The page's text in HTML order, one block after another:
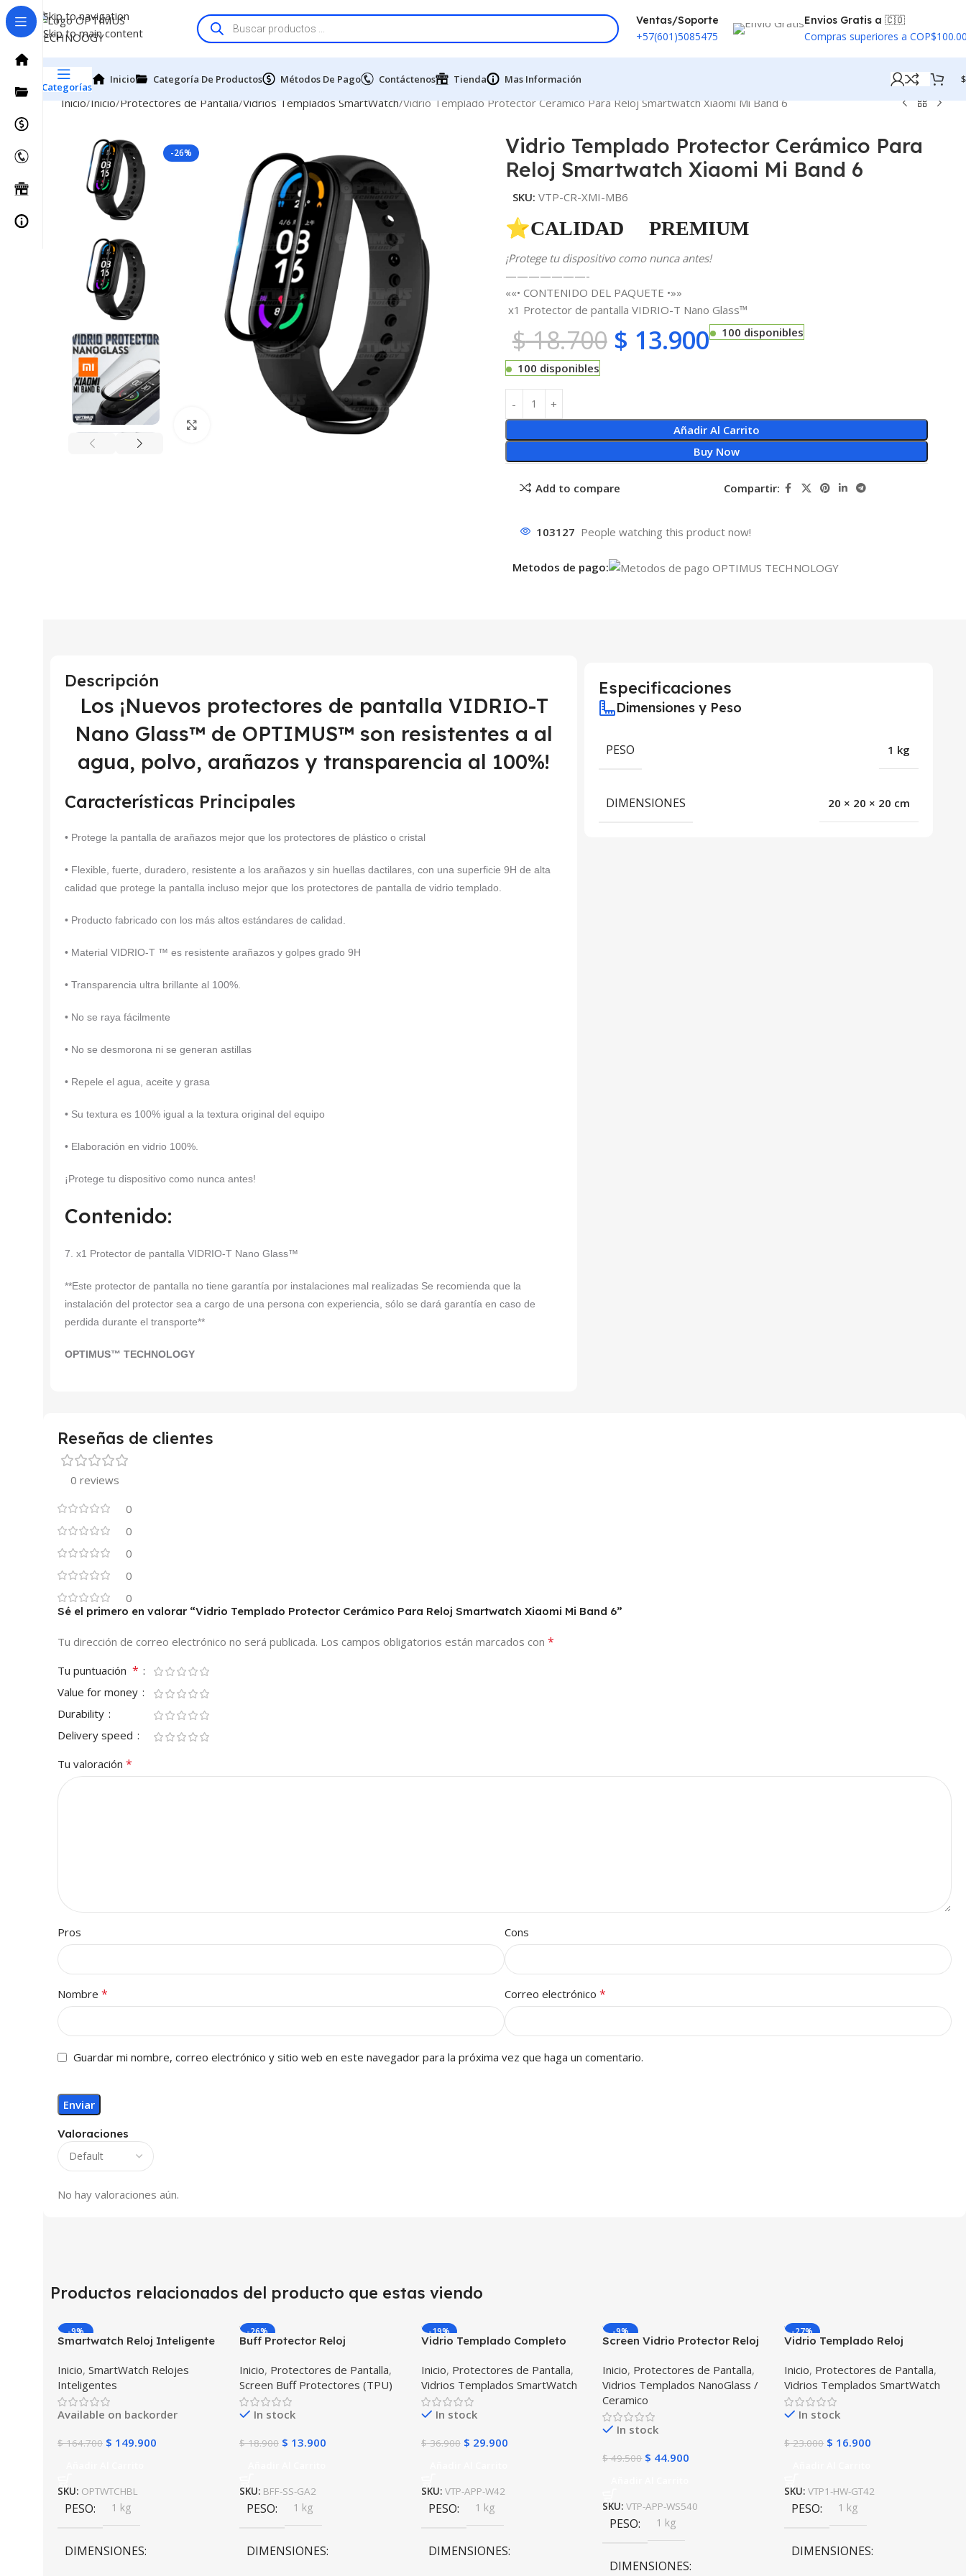
Skip to navigation
Skip to main content
Ventas/Soporte
+57(601)5085475
Envios Gratis a 🇨🇴
Compras superiores a
Categorías
Inicio Categoría De Productos Métodos De Pago Contáctenos Tienda Mas Información $
Inicio Inicio Protectores de Pantalla Vidrios Templados SmartWatch Vidrio Templado Protector Cerámico Para Reloj Smartwatch Xiaomi Mi Band 6
-26%
Vidrio Templado Protector Cerámico Para
Reloj Smartwatch Xiaomi Mi Band 6
SKU: VTP-CR-XMI-MB6
⭐CALIDAD PREMIUM
¡Protege tu dispositivo como nunca antes!
———————-
««• CONTENIDO DEL PAQUETE •»»
x1 Protector de pantalla VIDRIO-T Nano Glass™
$18.700 $ 13.900 100 disponibles
100 disponibles
Añadir Al Carrito
Buy Now
Add to compare Compartir:
103127 People watching this product now!
Metodos de pago:
Descripción
Los ¡Nuevos protectores de pantalla VIDRIO-T
Nano Glass™ de OPTIMUS™ son resistentes a al
agua, polvo, arañazos y transparencia al 100%!
Características Principales
• Protege la pantalla de arañazos mejor que los protectores de plástico o cristal
• Flexible, fuerte, duradero, resistente a los arañazos y sin huellas dactilares, con una superficie 9H de alta
calidad que protege la pantalla incluso mejor que los protectores de pantalla de vidrio templado.
• Producto fabricado con los más altos estándares de calidad.
• Material VIDRIO-T ™ es resistente arañazos y golpes grado 9H
• Transparencia ultra brillante al 100%.
• No se raya fácilmente
• No se desmorona ni se generan astillas
• Repele el agua, aceite y grasa
• Su textura es 100% igual a la textura original del equipo
• Elaboración en vidrio 100%.
¡Protege tu dispositivo como nunca antes!
Contenido:
7. x1 Protector de pantalla VIDRIO-T Nano Glass™
**Este protector de pantalla no tiene garantía por instalaciones mal realizadas Se recomienda que la
instalación del protector sea a cargo de una persona con experiencia, sólo se dará garantía en caso de
perdida durante el transporte**
OPTIMUS™ TECHNOLOGY
Especificaciones
Dimensiones y Peso
PESO 1 kg
DIMENSIONES 20 × 20 × 20 cm
Reseñas de clientes
0 reviews
0
0
0
0
0
Valoraciones
No hay valoraciones aún.
Sé el primero en valorar “Vidrio Templado Protector Cerámico Para Reloj Smartwatch Xiaomi Mi Band 6”
Tu dirección de correo electrónico no será publicada. Los campos obligatorios están marcados con *
Tu puntuación *
Value for money
Durability
Delivery speed
Tu valoración *
Pros Cons
Nombre * Correo electrónico *
Guardar mi nombre, correo electrónico y sitio web en este navegador para la próxima vez que haga un comentario.
Productos relacionados del producto que estas viendo
-9%
Smartwatch Reloj Inteligente
W34 Iwo 10 12) Compatible
Android y iPhone
Inicio, SmartWatch Relojes
Inteligentes
Available on backorder
$164.700 $ 149.900
SKU: OPTWTCHBL
PESO 1 kg
DIMENSIONES
-26%
Buff Protector Reloj
Samsung Galaxy Watch Active
2
Inicio, Protectores de Pantalla,
Screen Buff Protectores (TPU)
In stock
$18.900 $ 13.900
SKU: BFF-SS-GA2
PESO 1 kg
DIMENSIONES
-19%
Vidrio Templado Completo
Inicio, Protectores de Pantalla,
Vidrios Templados SmartWatch
In stock
$36.900 $ 29.900
SKU: VTP-APP-W42
PESO 1 kg
DIMENSIONES
-9%
Screen Vidrio Protector Reloj
Unidades
Inicio, Protectores de Pantalla,
Vidrios Templados NanoGlass /
Ceramico
In stock
$49.500 $ 44.900
SKU:VTP-APP-WS540
PESO 1 kg
DIMENSIONES
-27%
Vidrio Templado Reloj
Inicio, Protectores de Pantalla,
Vidrios Templados SmartWatch
In stock
$23.000 $ 16.900
SKU:VTP1-HW-GT42
PESO 1 kg
DIMENSIONES